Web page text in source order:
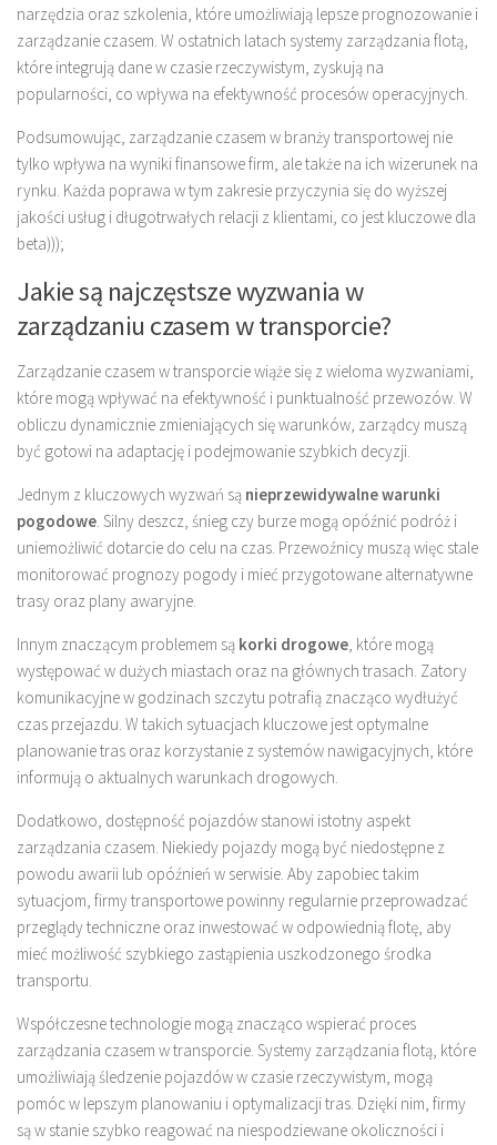
narzędzia oraz szkolenia, które umożliwiają lepsze prognozowanie i
zarządzanie czasem. W ostatnich latach systemy zarządzania flotą,
które integrują dane w czasie rzeczywistym, zyskują na
popularności, co wpływa na efektywność procesów operacyjnych.
Podsumowując, zarządzanie czasem w branży transportowej nie
tylko wpływa na wyniki finansowe firm, ale także na ich wizerunek na
rynku. Każda poprawa w tym zakresie przyczynia się do wyższej
jakości usług i długotrwałych relacji z klientami, co jest kluczowe dla
beta)));
Jakie są najczęstsze wyzwania w
zarządzaniu czasem w transporcie?
Zarządzanie czasem w transporcie wiąże się z wieloma wyzwaniami,
które mogą wpływać na efektywność i punktualność przewozów. W
obliczu dynamicznie zmieniających się warunków, zarządcy muszą
być gotowi na adaptację i podejmowanie szybkich decyzji.
Jednym z kluczowych wyzwań są nieprzewidywalne warunki
pogodowe. Silny deszcz, śnieg czy burze mogą opóźnić podróż i
uniemożliwić dotarcie do celu na czas. Przewoźnicy muszą więc stale
monitorować prognozy pogody i mieć przygotowane alternatywne
trasy oraz plany awaryjne.
Innym znaczącym problemem są korki drogowe, które mogą
występować w dużych miastach oraz na głównych trasach. Zatory
komunikacyjne w godzinach szczytu potrafią znacząco wydłużyć
czas przejazdu. W takich sytuacjach kluczowe jest optymalne
planowanie tras oraz korzystanie z systemów nawigacyjnych, które
informują o aktualnych warunkach drogowych.
Dodatkowo, dostępność pojazdów stanowi istotny aspekt
zarządzania czasem. Niekiedy pojazdy mogą być niedostępne z
powodu awarii lub opóźnień w serwisie. Aby zapobiec takim
sytuacjom, firmy transportowe powinny regularnie przeprowadzać
przeglądy techniczne oraz inwestować w odpowiednią flotę, aby
mieć możliwość szybkiego zastąpienia uszkodzonego środka
transportu.
Współczesne technologie mogą znacząco wspierać proces
zarządzania czasem w transporcie. Systemy zarządzania flotą, które
umożliwiają śledzenie pojazdów w czasie rzeczywistym, mogą
pomóc w lepszym planowaniu i optymalizacji tras. Dzięki nim, firmy
są w stanie szybko reagować na niespodziewane okoliczności i